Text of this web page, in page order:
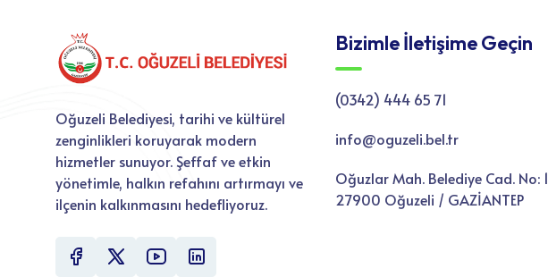
Oğuzeli Belediyesi, tarihi ve kültürel
zenginlikleri koruyarak modern
hizmetler sunuyor. Şeffaf ve etkin
yönetimle, halkın refahını artırmayı ve
ilçenin kalkınmasını hedefliyoruz.
Bizimle İletişime Geçin
(0342) 444 65 71
info@oguzeli.bel.tr
Oğuzlar Mah. Belediye Cad. No: 1
27900 Oğuzeli / GAZİANTEP